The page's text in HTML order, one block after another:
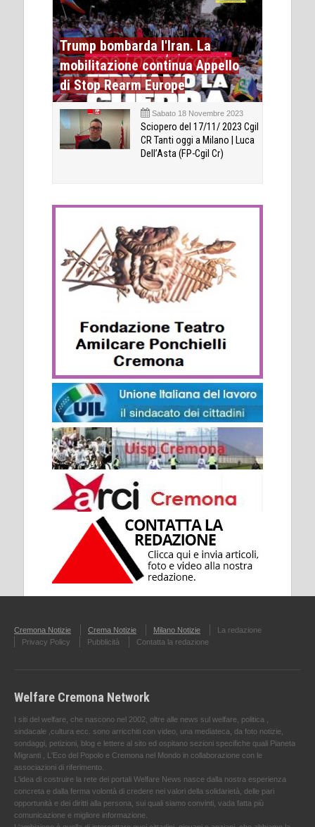
Trump bombarda l'Iran. La
mobilitazione continua Appello
di Stop Rearm Europe
Sabato 18 Novembre 2023
Sciopero del 17/11/ 2023 Cgil
CR Tanti oggi a Milano | Luca
Dell’Asta (FP-Cgil Cr)
Cremona Notizie Crema Notizie Milano Notizie
La redazione
Privacy Policy
Pubblicità Contatta la redazione
Welfare Cremona Network
I siti del welfare, che nascono nel 2002, oltre alle news sul welfare, politica ,
sindacale ,cultura ecc. sono arricchiti con video, una mediateca, da foto notizie,
sondaggi, petizioni, blog e lettere al sito ed ospitano sezioni specifiche quali Pianeta
Migranti , L'Eco del Popolo e Cremona nel Mondo in collaborazione con le
associazioni di riferimento.
L'idea di costruire la rete dei portali Welfare News nasce dalla nostra esperienza
concreta e dalla ferma volontà di credere nei valori della solidarietà, delle pari
opportunità e dei diritti alla persona, sui quali siamo convinti, vada fatta più
comunicazione e migliore informazione.